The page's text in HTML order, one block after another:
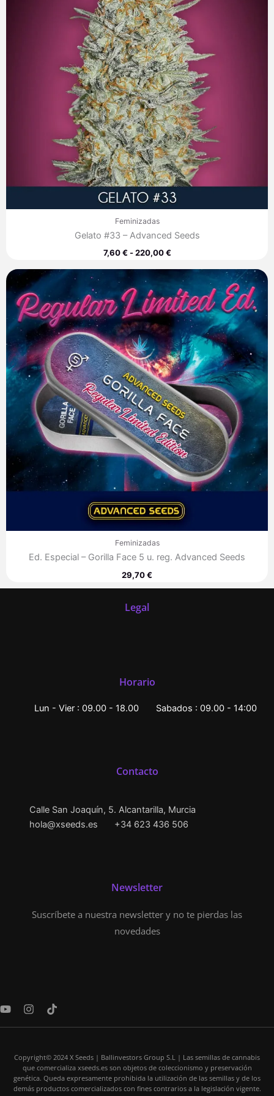
Feminizadas
Gelato #33 – Advanced Seeds
7,60€ - 220,00€
hasta
220,00 €
Feminizadas
Ed. Especial – Gorilla Face 5 u. reg. Advanced Seeds
29,70€
Legal
Horario
Lun - Vier : 09.00 - 18.00 Sabados : 09.00 - 14:00
Contacto
Calle San Joaquín, 5. Alcantarilla, Murcia
hola@xseeds.es
+34 623 436 506
Newsletter
Suscríbete a nuestra newsletter y no te pierdas las
novedades
Y
u
I
s
g
r
a
T
k
o
k
Copyright© 2024 X Seeds | Ballinvestors Group S.L | Las semillas de cannabis
que comercializa xseeds.es son objetos de coleccionismo y preservación
genética. Queda expresamente prohibida la utilización de las semillas y de los
demás productos comercializados con fines contrarios a la legislación vigente.